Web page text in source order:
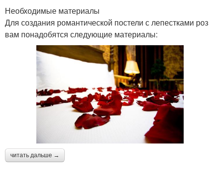
Необходимые материалы
Для создания романтической постели с лепестками роз
вам понадобятся следующие материалы:
читать дальше →